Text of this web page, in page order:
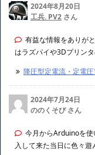
2024年8月20日
工兵. PV2 さん
有益な情報をありが
はラズパイや3Dプリン
降圧型定電流・定電
2024年7月24日
ののくそび さん
今月からArduinoを
入して来た当日に色々